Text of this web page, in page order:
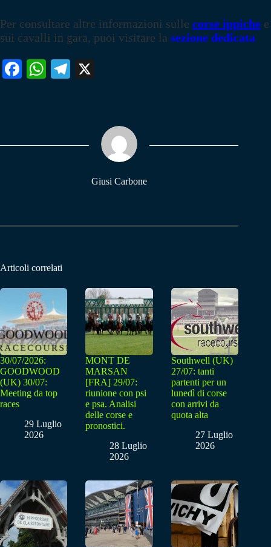
Per consultare altre informazioni sulle corse ippiche e
sui cavalli in gara, puoi visitare la sezione dedicata
Fa W
pp
Te
m
Giusi Carbone
Articoli correlati
30/07/2026:
GOODWOOD
(UK) 30/07:
Meeting da top
races
29 Luglio
2026
MONT DE
MARSAN
[FRA] 29/07:
riunione con psi
e psa. Analisi
delle corse e
pronostici.
28 Luglio
2026
Southwell (UK)
27/07: tanti
partenti per un
lunedì di corse
con arrivi da
quota alta
27 Luglio
2026